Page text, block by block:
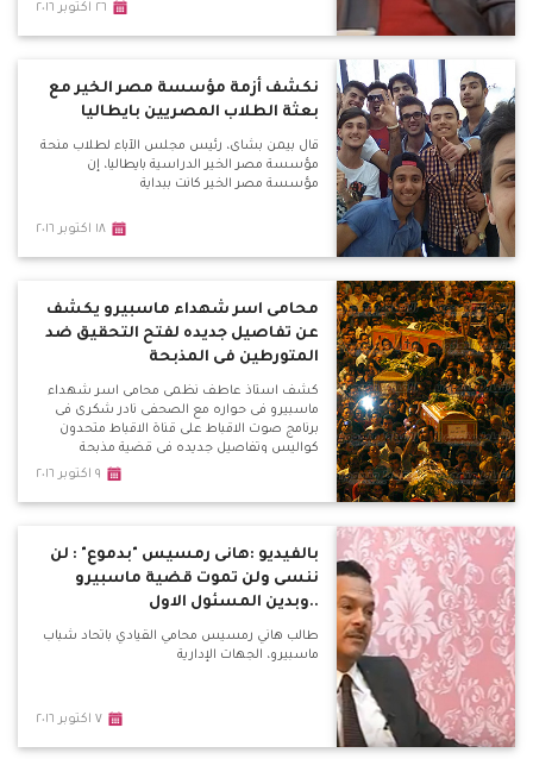
٢٦ اكتوبر ٢٠١٦
نكشف أزمة مؤسسة مصر الخير مع
بعثة الطلاب المصريين بايطاليا
قال بيمن بشاى، رئيس مجلس الآباء لطلاب منحة
مؤسسة مصر الخير الدراسية بايطاليا، إن
مؤسسة مصر الخير كانت ببداية
١٨ اكتوبر ٢٠١٦
محامى اسر شهداء ماسبيرو يكشف
عن تفاصيل جديده لفتح التحقيق ضد
المتورطين فى المذبحة
كشف استاذ عاطف نظمى محامى اسر شهداء
ماسبيرو فى حواره مع الصحفى نادر شكرى فى
برنامج صوت الاقباط على قناة الاقباط متحدون
كواليس وتفاصيل جديده فى قضية مذبحة
٩ اكتوبر ٢٠١٦
بالفيديو :هانى رمسيس "بدموع" : لن
ننسى ولن تموت قضية ماسبيرو
..وبدين المسئول الاول
طالب هاني رمسيس محامي القيادي باتحاد شباب
ماسبيرو، الجهات الإدارية
٧ اكتوبر ٢٠١٦